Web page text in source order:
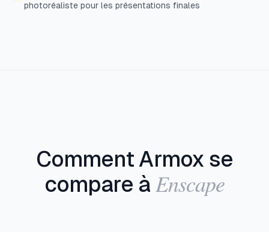
photoréaliste pour les présentations finales
Comment Armox se
compare à Enscape